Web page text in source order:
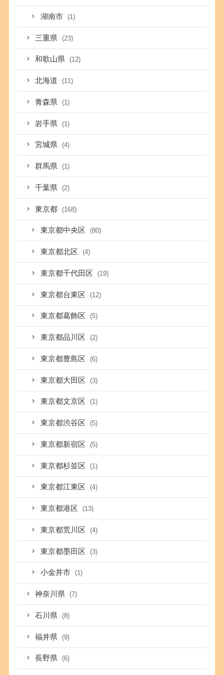
湖南市 (1)
三重県 (23)
和歌山県 (12)
北海道 (11)
青森県 (1)
岩手県 (1)
宮城県 (4)
群馬県 (1)
千葉県 (2)
東京都 (168)
東京都中央区 (80)
東京都北区 (4)
東京都千代田区 (19)
東京都台東区 (12)
東京都葛飾区 (5)
東京都品川区 (2)
東京都豊島区 (6)
東京都大田区 (3)
東京都文京区 (1)
東京都渋谷区 (5)
東京都新宿区 (5)
東京都杉並区 (1)
東京都江東区 (4)
東京都港区 (13)
東京都荒川区 (4)
東京都墨田区 (3)
小金井市 (1)
神奈川県 (7)
石川県 (8)
福井県 (9)
長野県 (6)